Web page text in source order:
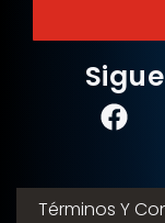
Términos Y